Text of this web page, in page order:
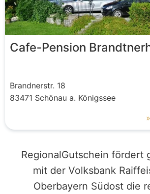
Cafe-Pension
Brandnerstr. 18
83471 Schönau a. Königssee
RegionalGutschein fördert
mit der Volksbank
Oberbayern Südost die